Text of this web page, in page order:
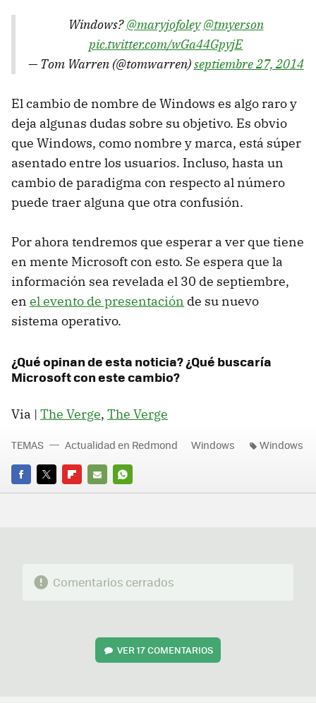
Windows?@maryjofoley @tmyerson
pic.twitter.com/wGa44GpyjE
— Tom Warren (@tomwarren)septiembre 27, 2014
El cambio de nombre de Windows es algo raro y
deja algunas dudas sobre su objetivo. Es obvio
que Windows, como nombre y marca, está súper
asentado entre los usuarios. Incluso, hasta un
cambio de paradigma con respecto al número
puede traer alguna que otra confusión.
Por ahora tendremos que esperar a ver que tiene
en mente Microsoft con esto. Se espera que la
información sea revelada el 30 de septiembre,
en el evento de presentación de su nuevo
sistema operativo.
¿Qué opinan de esta noticia? ¿Qué buscaría
Microsoft con este cambio?
Via | The Verge, The Verge
FACEBOOK
TWITTERFLIPBOARD
E-
WHATSAPP
TEMAS Actualidad en Redmond Windows Windows
Comentarios cerrados
VER17 COMENTARIOS